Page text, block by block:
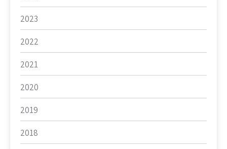
2023
2022
2021
2020
2019
2018